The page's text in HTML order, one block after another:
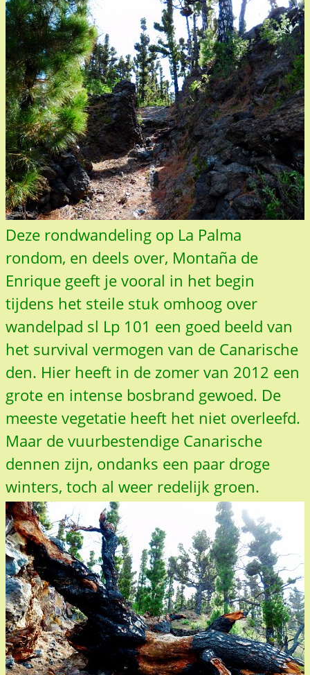
Deze rondwandeling op La Palma
rondom, en deels over, Montaña de
Enrique geeft je vooral in het begin
tijdens het steile stuk omhoog over
wandelpad sl Lp 101 een goed beeld van
het survival vermogen van de Canarische
den. Hier heeft in de zomer van 2012 een
grote en intense bosbrand gewoed. De
meeste vegetatie heeft het niet overleefd.
Maar de vuurbestendige Canarische
dennen zijn, ondanks een paar droge
winters, toch al weer redelijk groen.